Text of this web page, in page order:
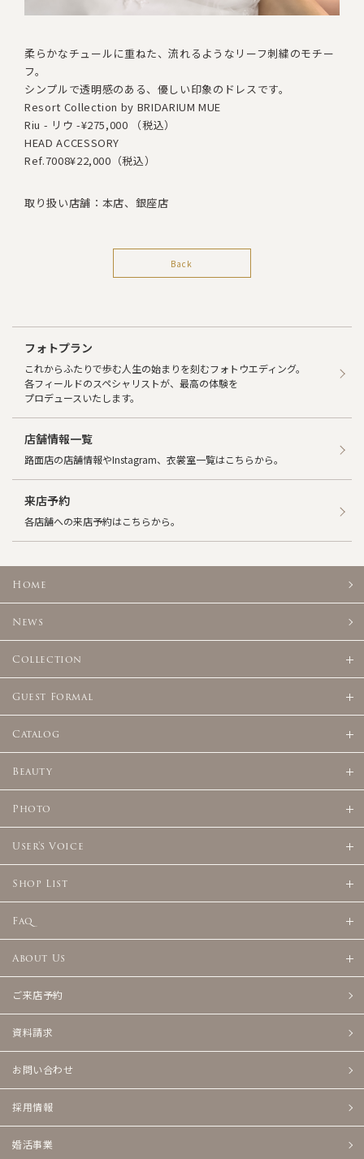
柔らかなチュールに重ねた、流れるようなリーフ刺繍のモチー
フ。
シンプルで透明感のある、優しい印象のドレスです。
Resort Collection by BRIDARIUM MUE
Riu - リウ -¥275,000 （税込）
HEAD ACCESSORY
Ref.7008¥22,000（税込）
取り扱い店舗：本店、銀座店
Back
フォトプラン
これからふたりで歩む人生の始まりを刻むフォトウエディング。
各フィールドのスペシャリストが、最高の体験を
プロデュースいたします。
店舗情報一覧
路面店の店舗情報やInstagram、衣裳室一覧はこちらから。
来店予約
各店舗への来店予約はこちらから。
Home
News
Collection
Guest Formal
Catalog
Beauty
Photo
User's Voice
Shop List
Faq
About Us
ご来店予約
資料請求
お問い合わせ
採用情報
婚活事業